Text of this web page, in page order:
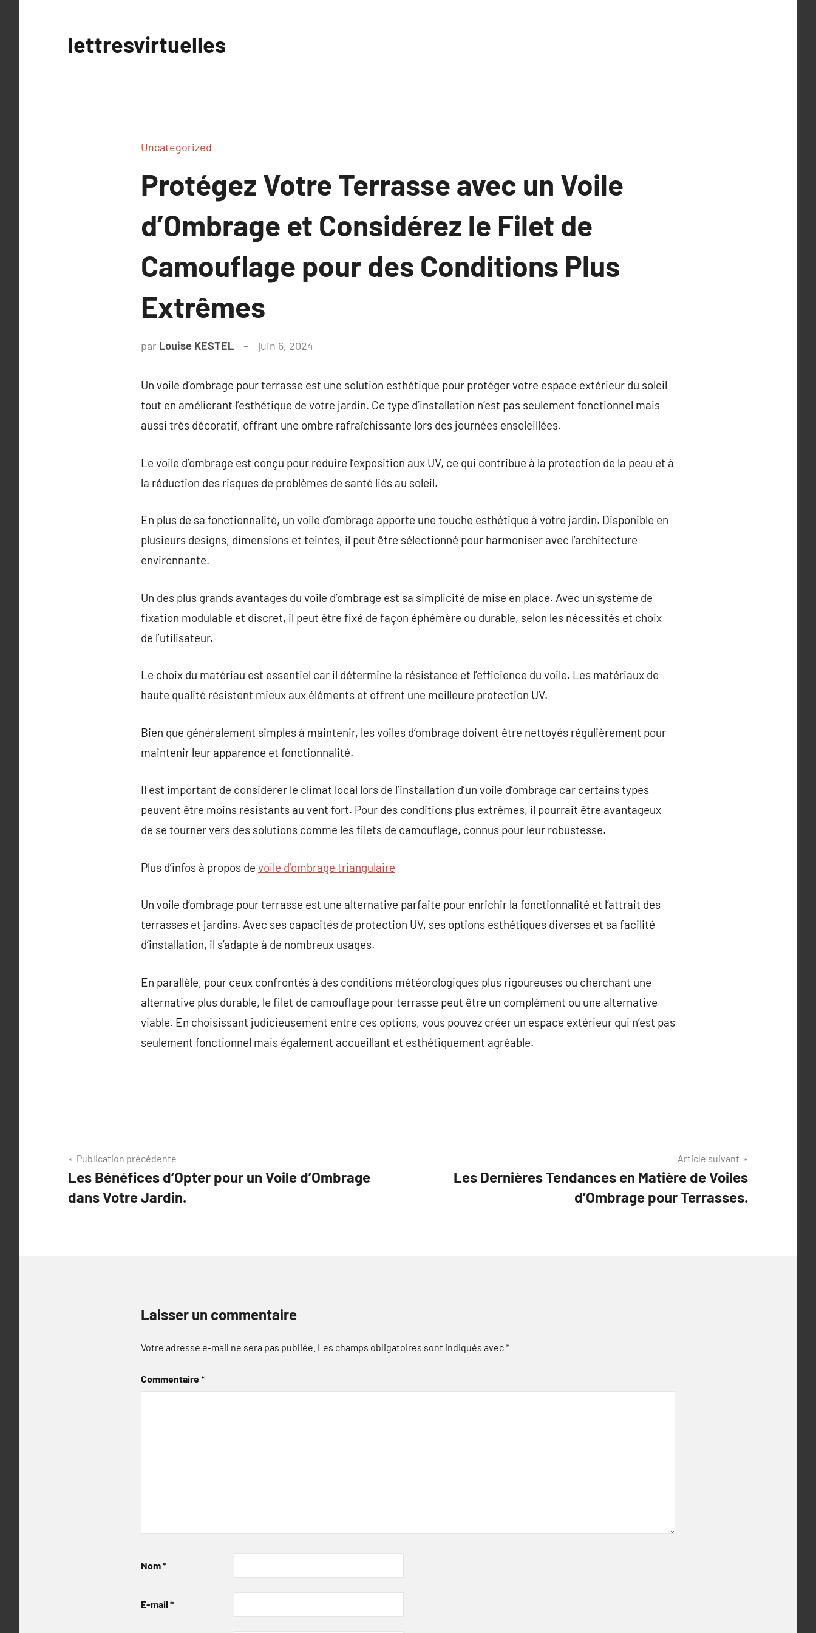
lettresvirtuelles
Uncategorized
Protégez Votre Terrasse avec un Voile
d’Ombrage et Considérez le Filet de
Camouflage pour des Conditions Plus
Extrêmes
par Louise KESTEL juin 6, 2024
Un voile d’ombrage pour terrasse est une solution esthétique pour protéger votre espace extérieur du soleil
tout en améliorant l’esthétique de votre jardin. Ce type d’installation n’est pas seulement fonctionnel mais
aussi très décoratif, offrant une ombre rafraîchissante lors des journées ensoleillées.
Le voile d’ombrage est conçu pour réduire l’exposition aux UV, ce qui contribue à la protection de la peau et à
la réduction des risques de problèmes de santé liés au soleil.
En plus de sa fonctionnalité, un voile d’ombrage apporte une touche esthétique à votre jardin. Disponible en
plusieurs designs, dimensions et teintes, il peut être sélectionné pour harmoniser avec l’architecture
environnante.
Un des plus grands avantages du voile d’ombrage est sa simplicité de mise en place. Avec un système de
fixation modulable et discret, il peut être fixé de façon éphémère ou durable, selon les nécessités et choix
de l’utilisateur.
Le choix du matériau est essentiel car il détermine la résistance et l’efficience du voile. Les matériaux de
haute qualité résistent mieux aux éléments et offrent une meilleure protection UV.
Bien que généralement simples à maintenir, les voiles d’ombrage doivent être nettoyés régulièrement pour
maintenir leur apparence et fonctionnalité.
Il est important de considérer le climat local lors de l’installation d’un voile d’ombrage car certains types
peuvent être moins résistants au vent fort. Pour des conditions plus extrêmes, il pourrait être avantageux
de se tourner vers des solutions comme les filets de camouflage, connus pour leur robustesse.
Plus d’infos à propos de voile d’ombrage triangulaire
Un voile d’ombrage pour terrasse est une alternative parfaite pour enrichir la fonctionnalité et l’attrait des
terrasses et jardins. Avec ses capacités de protection UV, ses options esthétiques diverses et sa facilité
d’installation, il s’adapte à de nombreux usages.
En parallèle, pour ceux confrontés à des conditions météorologiques plus rigoureuses ou cherchant une
alternative plus durable, le filet de camouflage pour terrasse peut être un complément ou une alternative
viable. En choisissant judicieusement entre ces options, vous pouvez créer un espace extérieur qui n’est pas
seulement fonctionnel mais également accueillant et esthétiquement agréable.
Navigation
de
l’article
Publication précédente
Les Bénéfices d’Opter pour un Voile d’Ombrage
dans Votre Jardin.
Article suivant
Les Dernières Tendances en Matière de Voiles
d’Ombrage pour Terrasses.
Laisser un commentaire
Votre adresse e-mail ne sera pas publiée. Les champs obligatoires sont indiqués avec*
Commentaire*
Nom*
E-mail *